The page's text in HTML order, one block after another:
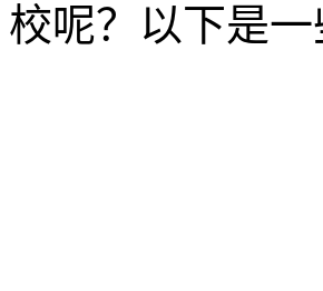
校呢？以下是